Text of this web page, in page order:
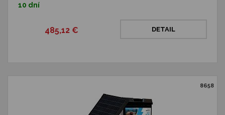
10 dní
485,12 € DETAIL
8658